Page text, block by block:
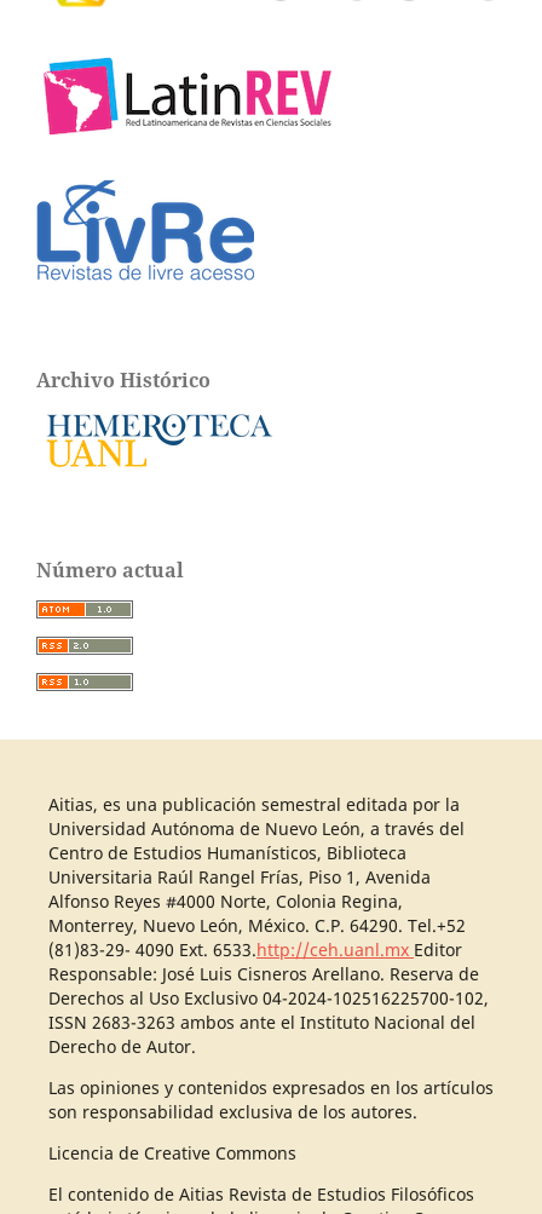
Archivo Histórico
Número actual
Aitias, es una publicación semestral editada por la
Universidad Autónoma de Nuevo León, a través del
Centro de Estudios Humanísticos, Biblioteca
Universitaria Raúl Rangel Frías, Piso 1, Avenida
Alfonso Reyes #4000 Norte, Colonia Regina,
Monterrey, Nuevo León, México. C.P. 64290. Tel.+52
(81)83-29- 4090 Ext. 6533.http://ceh.uanl.mx Editor
Responsable: José Luis Cisneros Arellano. Reserva de
Derechos al Uso Exclusivo 04-2024-102516225700-102,
ISSN 2683-3263 ambos ante el Instituto Nacional del
Derecho de Autor.
Las opiniones y contenidos expresados en los artículos
son responsabilidad exclusiva de los autores.
Licencia de Creative Commons
El contenido de Aitias Revista de Estudios Filosóficos